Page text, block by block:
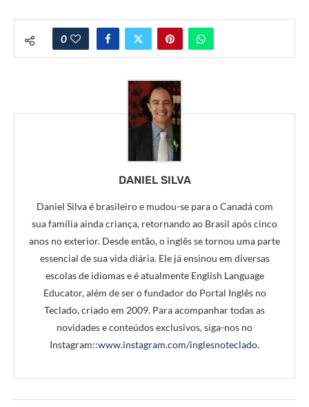
0
DANIEL SILVA
Daniel Silva é brasileiro e mudou-se para o Canadá com
sua família ainda criança, retornando ao Brasil após cinco
anos no exterior. Desde então, o inglês se tornou uma parte
essencial de sua vida diária. Ele já ensinou em diversas
escolas de idiomas e é atualmente English Language
Educator, além de ser o fundador do Portal Inglês no
Teclado, criado em 2009. Para acompanhar todas as
novidades e conteúdos exclusivos, siga-nos no
Instagram::www.instagram.com/inglesnoteclado.